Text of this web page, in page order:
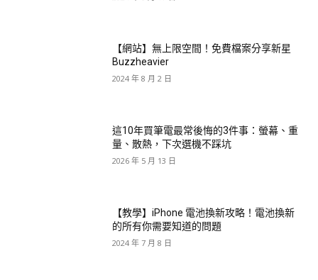
【網站】無上限空間！免費檔案分享新星
Buzzheavier
2024 年 8 月 2 日
這10年買筆電最常後悔的3件事：螢幕、重
量、散熱，下次選機不踩坑
2026 年 5 月 13 日
【教學】iPhone 電池換新攻略！電池換新
的所有你需要知道的問題
2024 年 7 月 8 日